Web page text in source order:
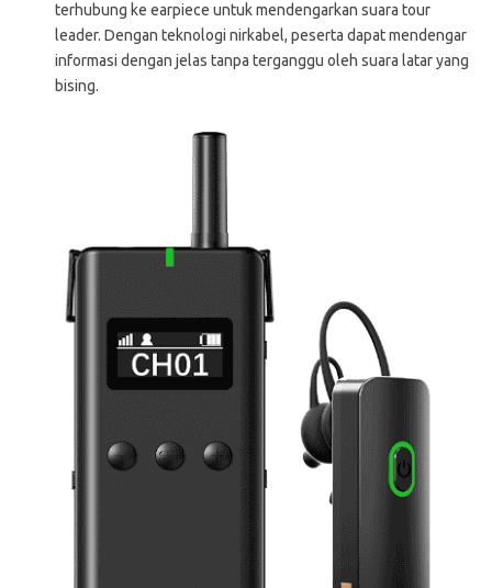
terhubung ke earpiece untuk mendengarkan suara tour
leader. Dengan teknologi nirkabel, peserta dapat mendengar
informasi dengan jelas tanpa terganggu oleh suara latar yang
bising.